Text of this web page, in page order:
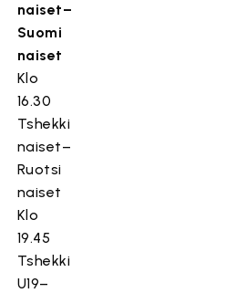
naiset–
Suomi
naiset
Klo
16.30
Tshekki
naiset–
Ruotsi
naiset
Klo
19.45
Tshekki
U19–